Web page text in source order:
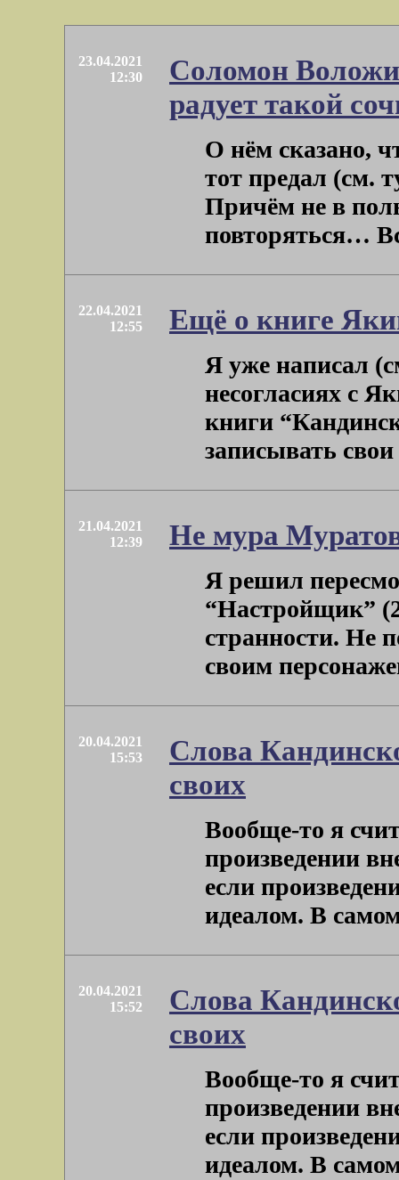
23.04.2021
12:30
Соломон
радует такой
О нём сказано,
тот предал (см.
Причём не в
повторяться…
22.04.2021
12:55
Ещё о книге
Я уже написал
несогласиях с
книги
записывать
21.04.2021
12:39
Не мура
Я решил
“Настройщик”
странности. Не
своим
20.04.2021
15:53
Слова
своих
Вообще-то я
произведении
если
идеалом. В
20.04.2021
15:52
Слова
своих
Вообще-то я
произведении
если
идеалом. В